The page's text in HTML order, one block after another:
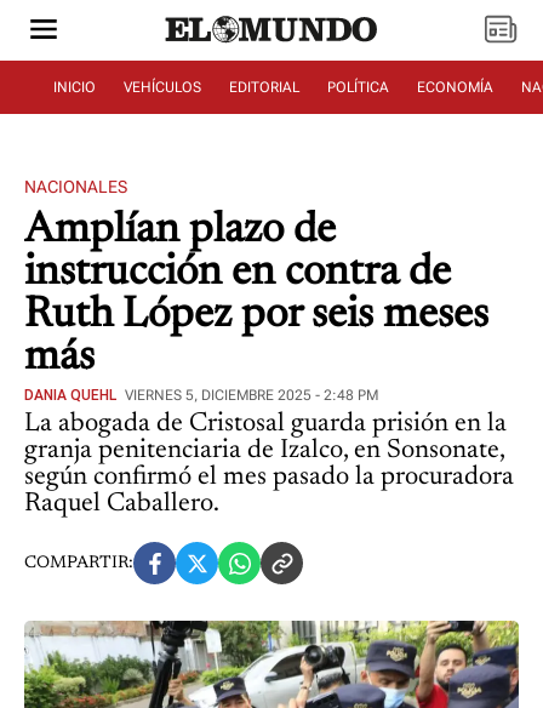
INICIO VEHÍCULOS EDITORIAL POLÍTICA ECONOMÍA
NACIONALES
Amplían plazo de
instrucción en contra de
Ruth López por seis meses
más
DANIA QUEHL VIERNES 5, DICIEMBRE 2025 - 2:48 PM
La abogada de Cristosal guarda prisión en la
granja penitenciaria de Izalco, en Sonsonate,
según confirmó el mes pasado la procuradora
Raquel Caballero.
COMPARTIR: